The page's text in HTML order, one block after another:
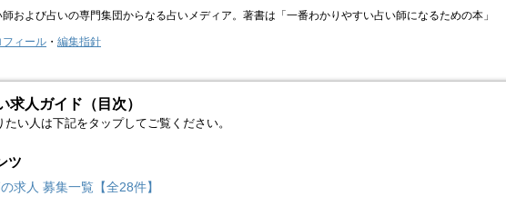
師および占いの専門集団からなる占いメディア。著書は「一番わかりやすい占い師になるための本」
フィール ・ 編集指針
求人ガイド（目次）
い人は下記をタップしてご覧ください。
ツ
求人 募集一覧【全28件】